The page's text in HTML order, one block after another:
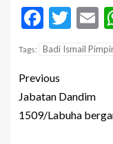
Tags: Badi Ismail
Previous
Jabatan Dandim
1509/Labuha